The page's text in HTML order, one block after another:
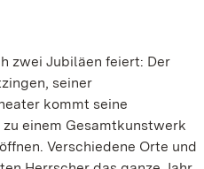
zwei Jubiläen feiert: Der
seiner
kommt seine
einem Gesamtkunstwerk
Verschiedene Orte und